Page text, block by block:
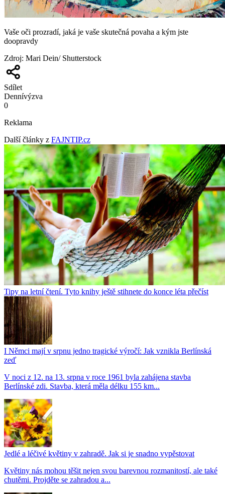
Vaše oči prozradí, jaká je vaše skutečná povaha a kým jste
doopravdy
Zdroj: Mari Dein/ Shutterstock
Sdílet
Dennívýzva
0
Reklama
Další články z FAJNTIP.cz
Tipy na letní čtení. Tyto knihy ještě stihnete do konce léta přečíst
I Němci mají v srpnu jedno tragické výročí: Jak vznikla Berlínská
zeď
V noci z 12. na 13. srpna v roce 1961 byla zahájena stavba
Berlínské zdi. Stavba, která měla délku 155 km...
Jedlé a léčivé květiny v zahradě. Jak si je snadno vypěstovat
Květiny nás mohou těšit nejen svou barevnou rozmanitostí, ale také
chutěmi. Projděte se zahradou a...